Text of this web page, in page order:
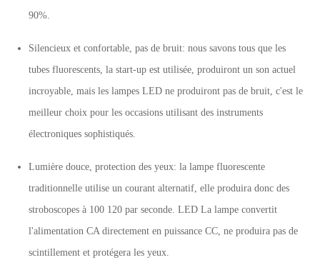
90%.
Silencieux et confortable, pas de bruit: nous savons tous que les
tubes fluorescents, la start-up est utilisée, produiront un son actuel
incroyable, mais les lampes LED ne produiront pas de bruit, c'est le
meilleur choix pour les occasions utilisant des instruments
électroniques sophistiqués.
Lumière douce, protection des yeux: la lampe fluorescente
traditionnelle utilise un courant alternatif, elle produira donc des
stroboscopes à 100 120 par seconde. LED La lampe convertit
l'alimentation CA directement en puissance CC, ne produira pas de
scintillement et protégera les yeux.